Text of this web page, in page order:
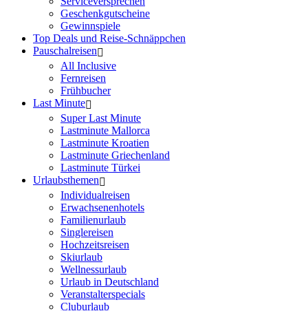
Geschenkgutscheine
Gewinnspiele
Top Deals und Reise-Schnäppchen
Pauschalreisen
All Inclusive
Fernreisen
Frühbucher
Last Minute
Super Last Minute
Lastminute Mallorca
Lastminute Kroatien
Lastminute Griechenland
Lastminute Türkei
Urlaubsthemen
Individualreisen
Erwachsenenhotels
Familienurlaub
Singlereisen
Hochzeitsreisen
Skiurlaub
Wellnessurlaub
Urlaub in Deutschland
Veranstalterspecials
Cluburlaub